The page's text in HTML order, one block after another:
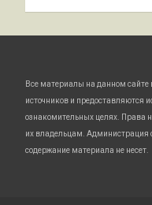
Все материалы на данном сайте
источников и предоставляются
ознакомительных целях. Права
их владельцам. Администрация
содержание материала не несет.